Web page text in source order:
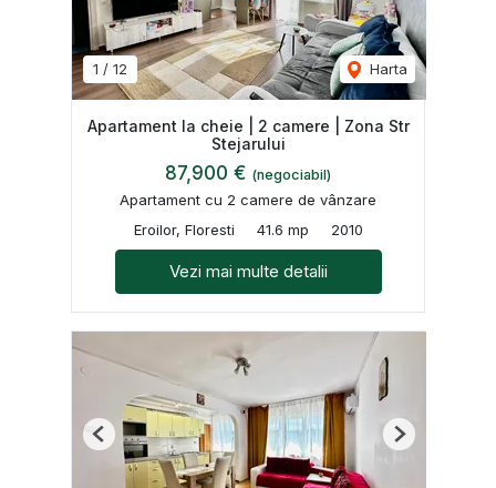
1 / 12 Harta
Apartament la cheie | 2 camere | Zona Str
Stejarului
87,900 € (negociabil)
Apartament cu 2 camere de vânzare
Eroilor, Floresti
41.6 mp 2010
Vezi mai multe detalii
Previous Next